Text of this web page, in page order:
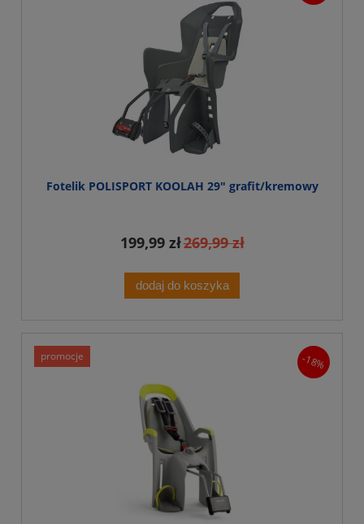
Fotelik POLISPORT KOOLAH 29" grafit/kremowy
199,99 zł269,99 zł
dodaj do koszyka
promocje -18%